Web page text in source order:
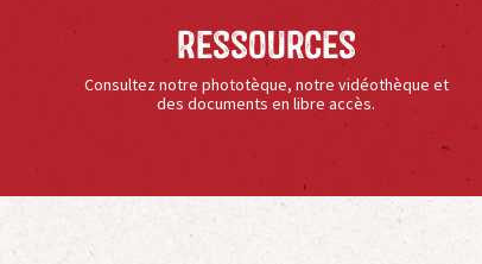
Ressources
Consultez notre phototèque, notre vidéothèque et
des documents en libre accès.